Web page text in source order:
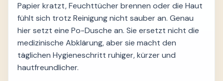
Papier kratzt, Feuchttücher brennen oder die Haut
fühlt sich trotz Reinigung nicht sauber an. Genau
hier setzt eine Po-Dusche an. Sie ersetzt nicht die
medizinische Abklärung, aber sie macht den
täglichen Hygieneschritt ruhiger, kürzer und
hautfreundlicher.